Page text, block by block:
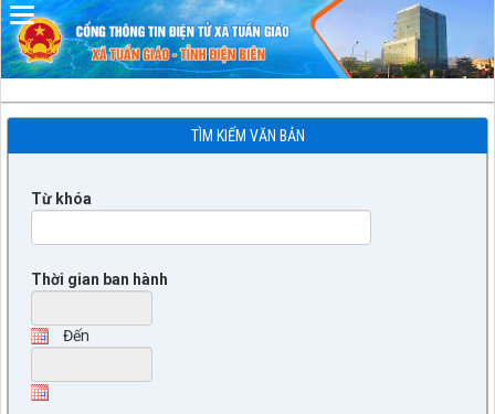
TÌM KIẾM VĂN BẢN
Từ khóa
Thời gian ban hành
Đến
Đã kết nối EMC